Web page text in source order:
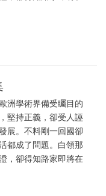
洲學術界備受矚目的
堅持正義，卻受人誣
展。不料剛一回國卻
都成了問題。白領那
，卻得知路家即將在